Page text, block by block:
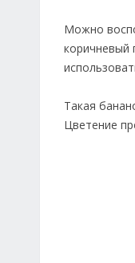
Можно
коричневый
Такая
Цветение